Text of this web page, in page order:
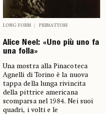
LONG FORM PRIMATTORI
Alice Neel: «Uno più uno fa
una folla»
Una mostra alla Pinacoteca
Agnelli di Torino è la nuova
tappa della lunga rivincita
della pittrice americana
scomparsa nel 1984. Nei suoi
quadri, i volti e le